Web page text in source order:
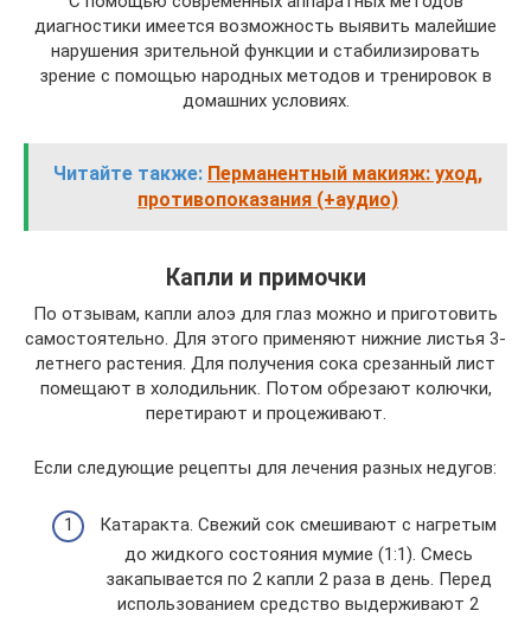
диагностики имеется возможность выявить малейшие
нарушения зрительной функции и стабилизировать
зрение с помощью народных методов и тренировок в
домашних условиях.
Читайте также: Перманентный макияж: уход,
противопоказания (+аудио)
Капли и примочки
По отзывам, капли алоэ для глаз можно и приготовить
самостоятельно. Для этого применяют нижние листья 3-
летнего растения. Для получения сока срезанный лист
помещают в холодильник. Потом обрезают колючки,
перетирают и процеживают.
Если следующие рецепты для лечения разных недугов:
Катаракта. Свежий сок смешивают с нагретым
до жидкого состояния мумие (1:1). Смесь
закапывается по 2 капли 2 раза в день. Перед
использованием средство выдерживают 2